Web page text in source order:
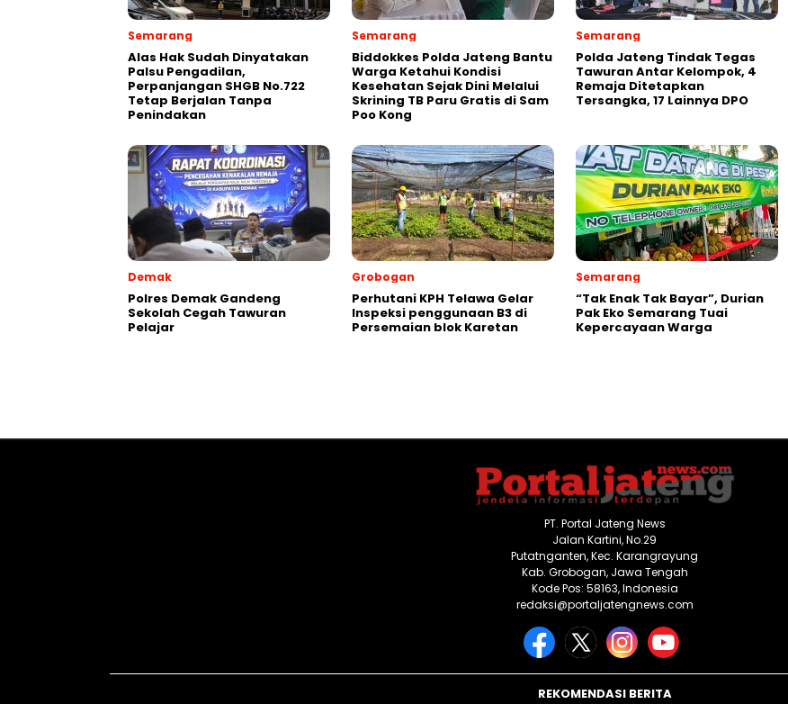
Semarang
Alas Hak Sudah Dinyatakan
Palsu Pengadilan,
Perpanjangan SHGB No.722
Tetap Berjalan Tanpa
Penindakan
Semarang
Biddokkes Polda Jateng Bantu
Warga Ketahui Kondisi
Kesehatan Sejak Dini Melalui
Skrining TB Paru Gratis di Sam
Poo Kong
Semarang
Polda Jateng Tindak Tegas
Tawuran Antar Kelompok, 4
Remaja Ditetapkan
Tersangka, 17 Lainnya DPO
Demak
Polres Demak Gandeng
Sekolah Cegah Tawuran
Pelajar
Grobogan
Perhutani KPH Telawa Gelar
Inspeksi penggunaan B3 di
Persemaian blok Karetan
Semarang
“Tak Enak Tak Bayar”, Durian
Pak Eko Semarang Tuai
Kepercayaan Warga
PT. Portal Jateng News
Jalan Kartini, No.29
Putatnganten, Kec. Karangrayung
Kab. Grobogan, Jawa Tengah
Kode Pos: 58163, Indonesia
redaksi@portaljatengnews.com
REKOMENDASI BERITA